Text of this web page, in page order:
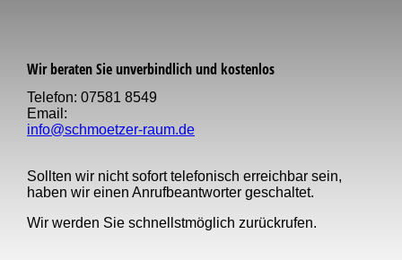
Wir beraten Sie unverbindlich und kostenlos
Telefon: 07581 8549
Email:
info@schmoetzer-raum.de
Sollten wir nicht sofort telefonisch erreichbar sein,
haben wir einen Anruf­beantworter geschaltet.
Wir werden Sie schnellst­möglich zurückrufen.